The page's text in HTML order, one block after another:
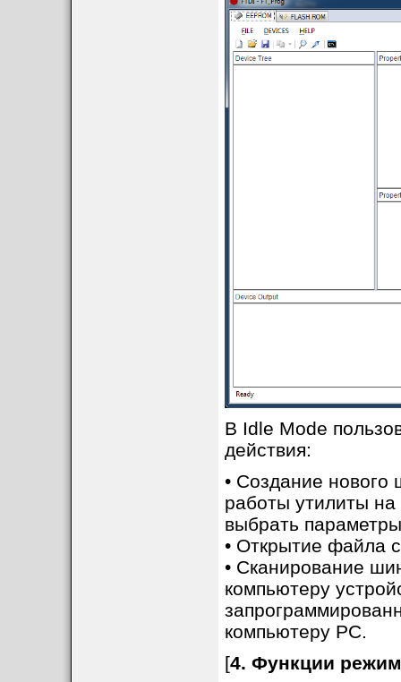
В Idle Mode
действия:
• Создание
работы утилиты
выбрать
• Открытие файла
• Сканирование
компьютеру
компьютеру PC.
[4. Функции